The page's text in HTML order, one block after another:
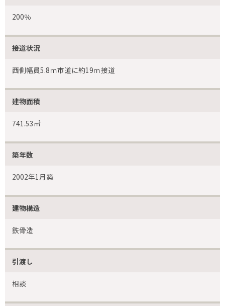
200％
接道状況
西側幅員5.8ｍ市道に約19ｍ接道
建物面積
741.53㎡
築年数
2002年1月築
建物構造
鉄骨造
引渡し
相談